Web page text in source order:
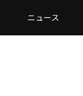
ニュース